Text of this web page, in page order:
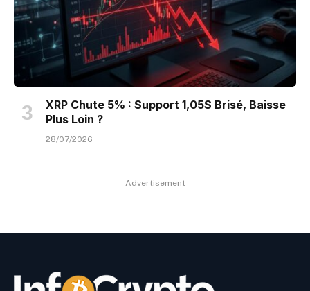
XRP Chute 5% : Support 1,05$ Brisé, Baisse
Plus Loin ?
28/07/2026
Advertisement